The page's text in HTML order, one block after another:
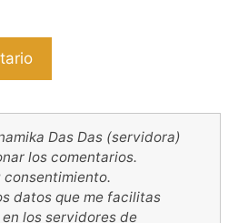
Das Das (servidora)
los comentarios.
consentimiento.
datos que me facilitas
los servidores de